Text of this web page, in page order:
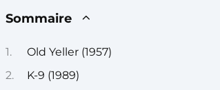
Sommaire
Old Yeller (1957)
K-9 (1989)